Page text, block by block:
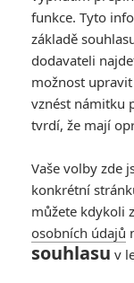
známé
Napsal:Michal
KOMENTÁŘE 0
PŘIDAT NOVÝ
funkce. Tyto
základě
dodavateli
možnost
vznést námitku
tvrdí, že mají
Vaše volby zde
konkrétní
můžete kdykoli
osobních údajů
souhlasu v